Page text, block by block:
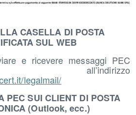
CASELLA DI POSTA
SUL WEB
e ricevere messaggi PEC
all’indirizzo
legalmail/
PEC SUI CLIENT DI POSTA
(Outlook, ecc.)